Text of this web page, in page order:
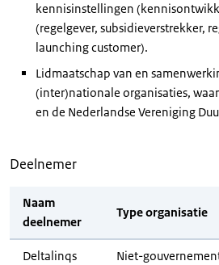
kennisinstellingen
(regelgever, subsidieverstrekker,
launching customer).
Lidmaatschap van en
(inter)nationale organisaties,
en de Nederlandse Vereniging
Deelnemer
Naam
deelnemer
Type organisatie
Deltalinqs Niet-